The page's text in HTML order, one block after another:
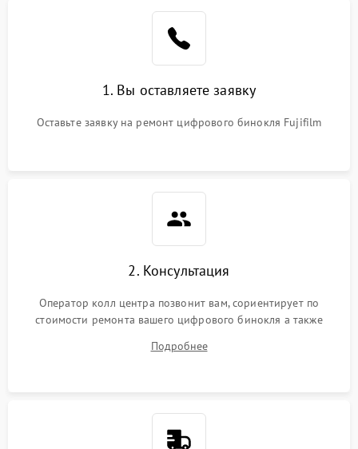
1. Вы оставляете заявку
Оставьте заявку на ремонт цифрового бинокля Fujifilm
2. Консультация
Оператор колл центра позвонит вам, сориентирует по
стоимости ремонта вашего цифрового бинокля а также
Подробнее